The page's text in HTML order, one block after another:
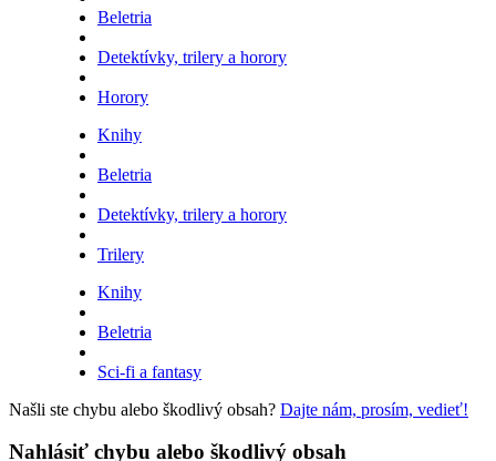
Beletria
Detektívky, trilery a horory
Horory
Knihy
Beletria
Detektívky, trilery a horory
Trilery
Knihy
Beletria
Sci-fi a fantasy
Našli ste chybu alebo škodlivý obsah? Dajte nám, prosím, vedieť!
Nahlásiť chybu alebo škodlivý obsah